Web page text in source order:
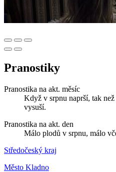
Pranostiky
Pranostika na akt. měsíc
Když v srpnu naprší, tak
vysuší.
Pranostika na akt. den
Málo plodů v srpnu, málo
Středočeský kraj
Město Kladno